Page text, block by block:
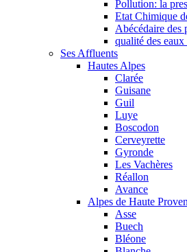
Pollution: la
Etat Chimique
Abécédaire des
qualité des
Ses Affluents
Hautes Alpes
Clarée
Guisane
Guil
Luye
Boscodon
Cerveyrette
Gyronde
Les Vachères
Réallon
Avance
Alpes de Haute
Asse
Buech
Bléone